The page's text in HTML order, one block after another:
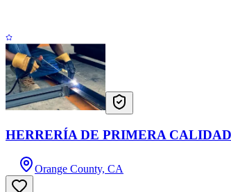
HERRERÍA DE PRIMERA CALIDAD
Orange County, CA